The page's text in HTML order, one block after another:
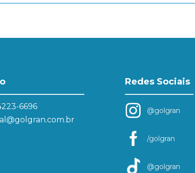
6696
Redes Sociais
@golgran
/golgran
@golgran